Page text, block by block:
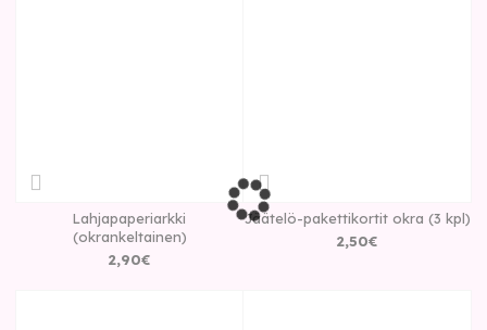
Lahjapaperiarkki
(okrankeltainen)
2,90€
Jäätelö-pakettikortit okra (3 kpl)
2,50€